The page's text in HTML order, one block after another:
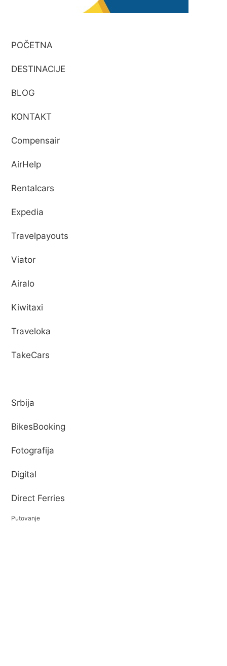
POČETNA
DESTINACIJE
BLOG
KONTAKT
Compensair
AirHelp
Rentalcars
Expedia
Travelpayouts
Viator
Airalo
Kiwitaxi
Traveloka
TakeCars
Srbija
BikesBooking
Fotografija
Digital
Direct Ferries
Putovanje